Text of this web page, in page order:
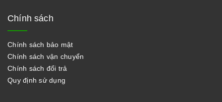
Chính sách
Chính sách bảo mật
Chính sách vận chuyển
Chính sách đổi trả
Quy định sử dụng